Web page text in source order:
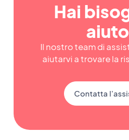
Hai
Il nostro team di
aiutarvi a trovare la
Contatta